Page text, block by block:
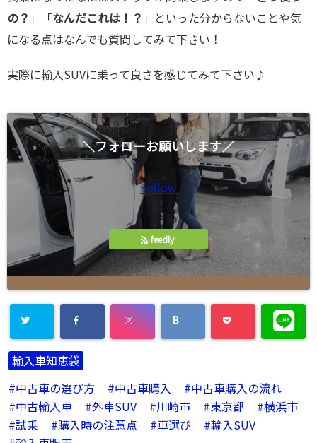
の？ 」「なんだこれは！？ 」といった分からないことや気
になる点はなんでも質問してみて下さい！
実際に輸入SUVに乗って良さを感じてみて下さい♪
＼フォローお願いします／
Follow
feedly
輸入車知恵袋
中古車の選び方
中古車購入
中古車購入の流れ
中古輸入車
外車SUV 川崎市 東京都
横浜市
試乗
購入時の注意点 車選び
輸入SUV